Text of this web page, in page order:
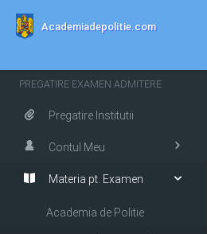
Academiadepolitie.com
PREGATIRE EXAMEN ADMITERE
Pregatire Institutii
Contul Meu
Materia pt. Examen
Academia de Politie